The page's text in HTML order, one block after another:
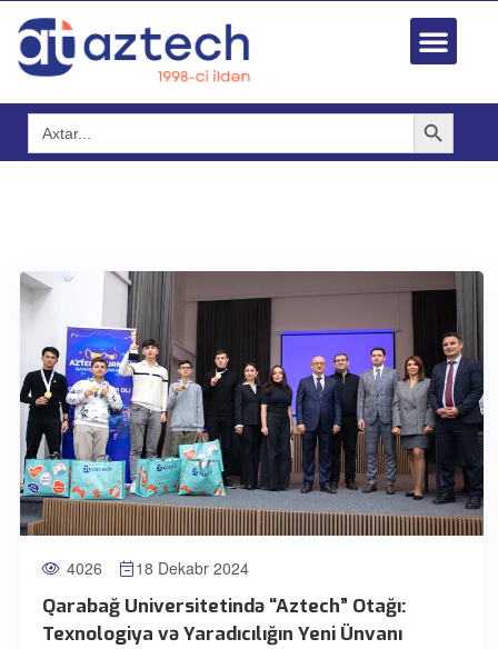
Search
for:
Search Button
4026 18 Dekabr 2024
Qarabağ Universitetində “Aztech” Otağı:
Texnologiya və Yaradıcılığın Yeni Ünvanı